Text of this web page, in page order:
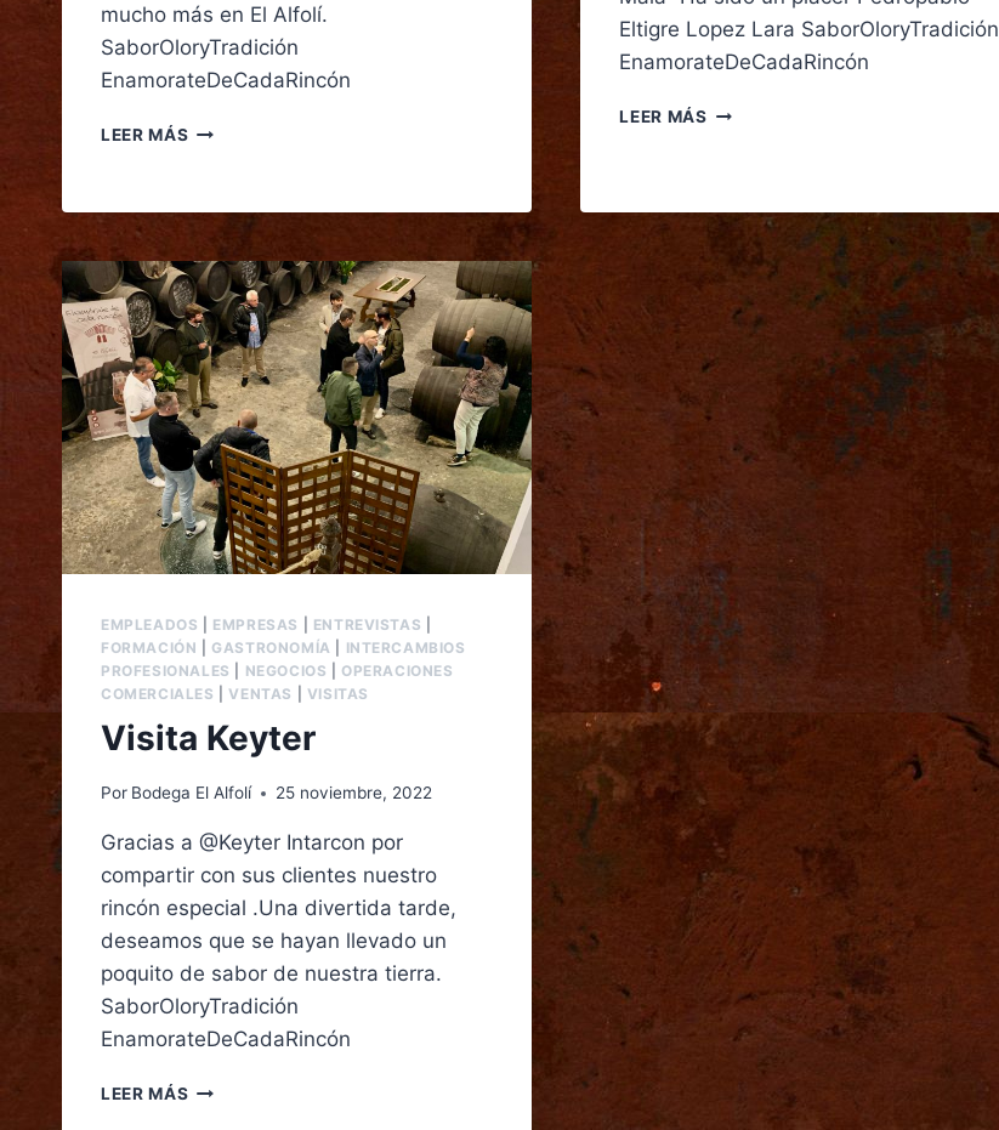
mucho más en El Alfolí.
SaborOloryTradición
EnamorateDeCadaRincón
LEER MÁS
Eltigre Lopez Lara SaborOloryTradición
EnamorateDeCadaRincón
LEER MÁS
EMPLEADOS EMPRESAS ENTREVISTAS
FORMACIÓN
GASTRONOMÍA
INTERCAMBIOS
PROFESIONALES
NEGOCIOS
OPERACIONES
COMERCIALES
|VENTAS VISITAS
Visita Keyter
Por Bodega El Alfolí 25 noviembre, 2022
Gracias a @Keyter Intarcon por
compartir con sus clientes nuestro
rincón especial .Una divertida tarde,
deseamos que se hayan llevado un
poquito de sabor de nuestra tierra.
SaborOloryTradición
EnamorateDeCadaRincón
LEER MÁS